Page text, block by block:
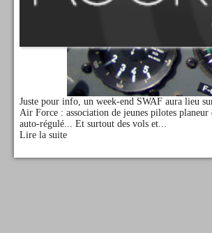
Juste pour info, un week-end SWAF aura lieu
Air Force : association de jeunes pilotes
auto-régulé... Et surtout des vols et...
Lire la suite